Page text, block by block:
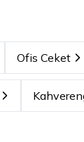
Ofis Ceket